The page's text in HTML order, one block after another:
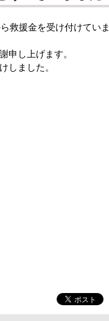
救援金を受け付けていま
申し上げます。
しました。